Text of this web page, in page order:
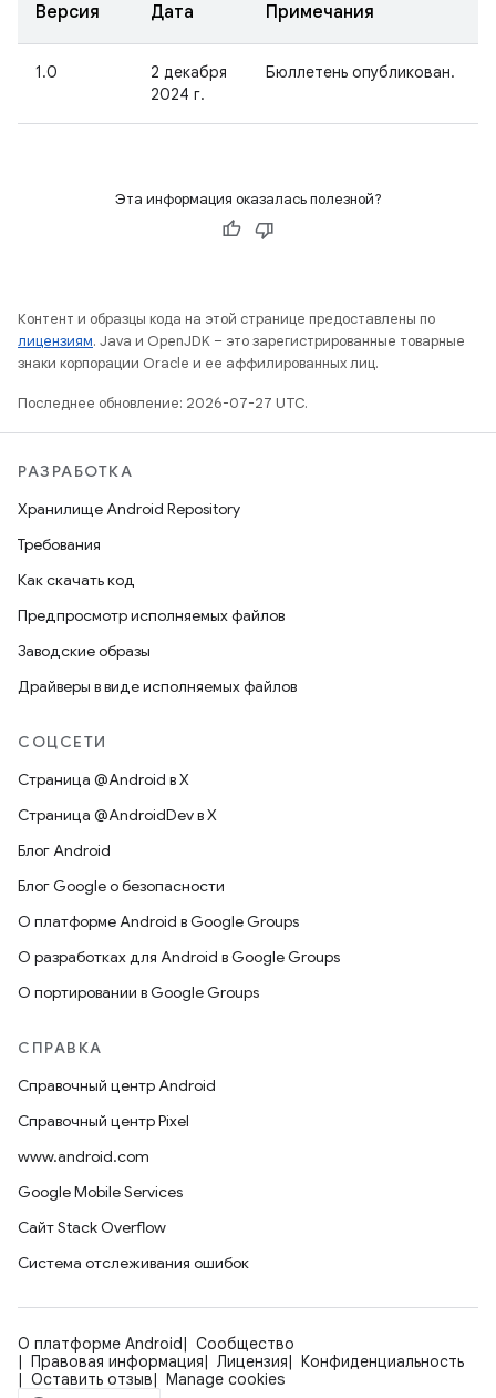
Версия Дата Примечания
1.0
2 декабря
2024 г.
Бюллетень опубликован.
Эта информация оказалась полезной?
Контент и образцы кода на этой странице предоставлены по
лицензиям. Java и OpenJDK – это зарегистрированные товарные
знаки корпорации Oracle и ее аффилированных лиц.
Последнее обновление: 2026-07-27 UTC.
РАЗРАБОТКА
Хранилище Android Repository
Требования
Как скачать код
Предпросмотр исполняемых файлов
Заводские образы
Драйверы в виде исполняемых файлов
СОЦСЕТИ
Страница @Android в X
Страница @AndroidDev в X
Блог Android
Блог Google о безопасности
О платформе Android в Google Groups
О разработках для Android в Google Groups
О портировании в Google Groups
СПРАВКА
Справочный центр Android
Справочный центр Pixel
www.android.com
Google Mobile Services
Сайт Stack Overflow
Система отслеживания ошибок
О платформе Android
Сообщество
Правовая информация
Лицензия
Конфиденциальность
Оставить отзыв
Manage cookies